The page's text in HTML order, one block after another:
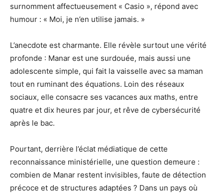
surnomment affectueusement « Casio », répond avec
humour : « Moi, je n’en utilise jamais. »
L’anecdote est charmante. Elle révèle surtout une vérité
profonde : Manar est une surdouée, mais aussi une
adolescente simple, qui fait la vaisselle avec sa maman
tout en ruminant des équations. Loin des réseaux
sociaux, elle consacre ses vacances aux maths, entre
quatre et dix heures par jour, et rêve de cybersécurité
après le bac.
Pourtant, derrière l’éclat médiatique de cette
reconnaissance ministérielle, une question demeure :
combien de Manar restent invisibles, faute de détection
précoce et de structures adaptées ? Dans un pays où